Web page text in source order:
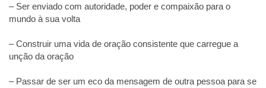
– Ser enviado com autoridade, poder e compaixão para o
mundo à sua volta
– Construir uma vida de oração consistente que carregue a
unção da oração
– Passar de ser um eco da mensagem de outra pessoa para se